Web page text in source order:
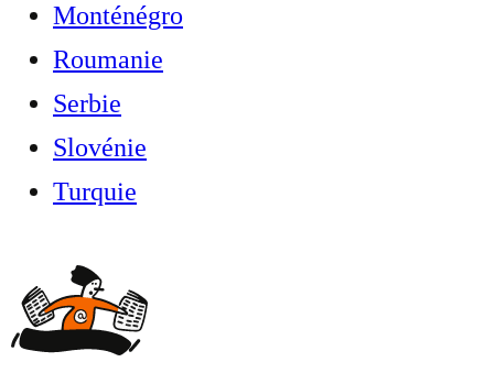
Monténégro
Roumanie
Serbie
Slovénie
Turquie